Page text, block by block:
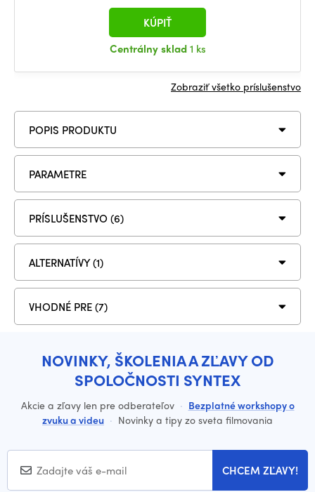
Centrálny sklad1 ks
KÚPIŤ
Zobraziť všetko príslušenstvo
POPIS PRODUKTU
PARAMETRE
PRÍSLUŠENSTVO (6)
ALTERNATÍVY (1)
VHODNÉ PRE (7)
NOVINKY, ŠKOLENIA A ZĽAVY OD
SPOLOČNOSTI SYNTEX
Akcie a zľavy len pre odberateľov · Bezplatné workshopy o
zvuku a videu · Novinky a tipy zo sveta filmovania
CHCEM ZĽAVY!